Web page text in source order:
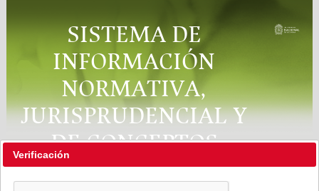
SISTEMA DE
INFORMACIÓN
NORMATIVA,
JURISPRUDENCIAL Y
DE CONCEPTOS
"RÉGIMEN LEGAL"
Verificación